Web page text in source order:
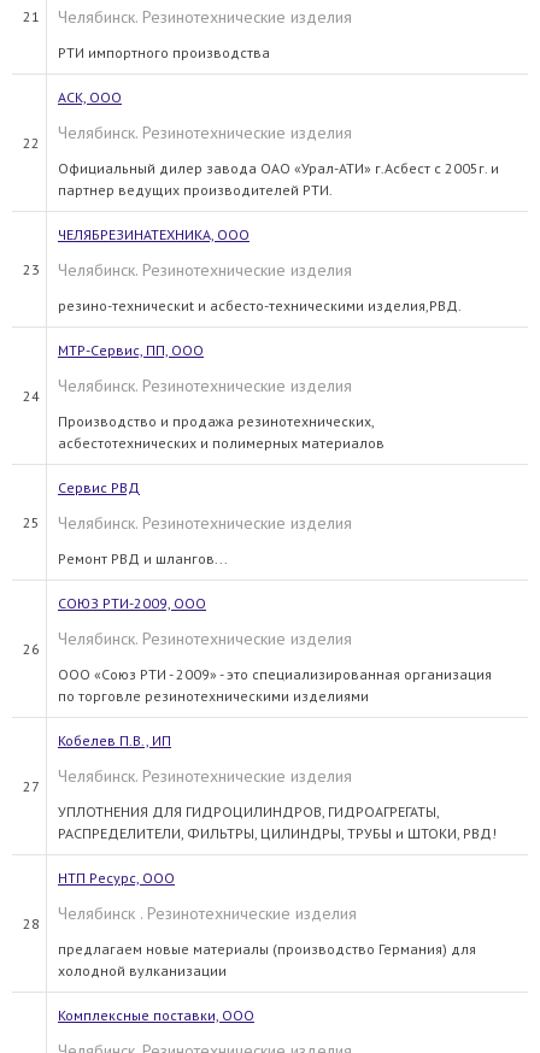
21 Челябинск. Резинотехнические изделия
РТИ импортного производства
22
АСК, ООО
Челябинск. Резинотехнические изделия
Официальный дилер завода ОАО «Урал-АТИ» г.Асбест с 2005г. и
партнер ведущих производителей РТИ.
23
ЧЕЛЯБРЕЗИНАТЕХНИКА, ООО
Челябинск. Резинотехнические изделия
резино-техническиt и асбесто-техническими изделия,РВД.
24
МТР-Сервис, ПП, ООО
Челябинск. Резинотехнические изделия
Производство и продажа резинотехнических,
асбестотехнических и полимерных материалов
25
Сервис РВД
Челябинск. Резинотехнические изделия
Ремонт РВД и шлангов...
26
СОЮЗ РТИ-2009, ООО
Челябинск. Резинотехнические изделия
ООО «Союз РТИ - 2009» - это специализированная организация
по торговле резинотехническими изделиями
27
Кобелев П.В., ИП
Челябинск. Резинотехнические изделия
УПЛОТНЕНИЯ ДЛЯ ГИДРОЦИЛИНДРОВ, ГИДРОАГРЕГАТЫ,
РАСПРЕДЕЛИТЕЛИ, ФИЛЬТРЫ, ЦИЛИНДРЫ, ТРУБЫ и ШТОКИ, РВД!
28
НТП Ресурс, ООО
Челябинск . Резинотехнические изделия
предлагаем новые материалы (производство Германия) для
холодной вулканизации
Комплексные поставки, ООО